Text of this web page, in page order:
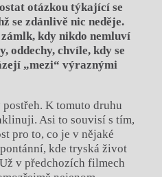
otázkou týkající se
se zdánlivě nic neděje.
kdy nikdo nemluví
oddechy, chvíle, kdy se
„mezi“ výraznými
K tomuto druhu
Asi to souvisí s tím,
pro to, co je v nějaké
kde tryská život
v předchozích filmech